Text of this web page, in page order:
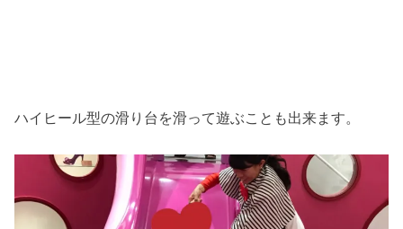
ハイヒール型の滑り台を滑って遊ぶことも出来ます。